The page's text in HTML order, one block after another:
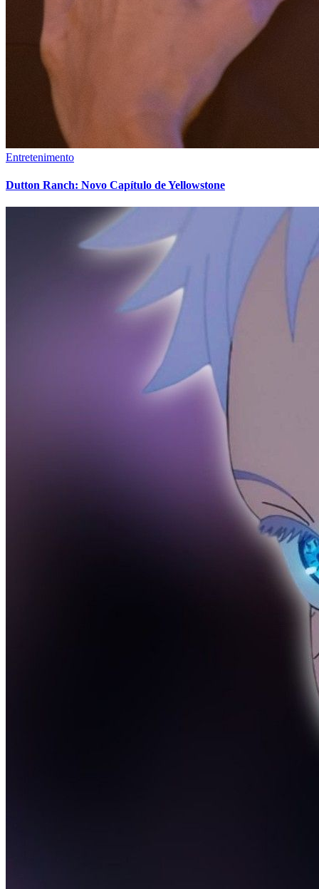
Entretenimento
Dutton Ranch: Novo Capítulo de Yellowstone